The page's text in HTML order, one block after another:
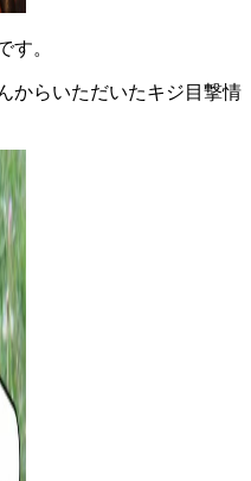
す。
からいただいたキジ目撃情